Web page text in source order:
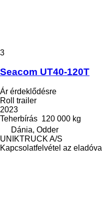
3
Seacom UT40-120T
Ár érdeklődésre
Roll trailer
2023
Teherbírás 120 000 kg
Dánia, Odder
UNIKTRUCK A/S
Kapcsolatfelvétel az eladóval